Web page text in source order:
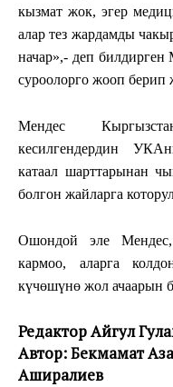
кызмат жок, эгер
алар тез жардамды
начар»,- деп
суроолорго жооп берип
Мендес
кесилгендердин
катаал шарттарынан
болгон жайларга
Ошондой эле Мендес,
кармоо, аларга
күчөшүнө жол ачаарын
Редактор Айгул
Автор: Бекмамат
Аширалиев